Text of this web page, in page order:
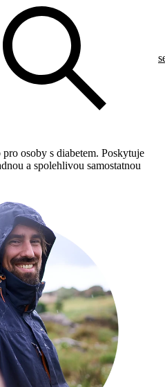
osoby s diabetem. Poskytuje
a spolehlivou samostatnou